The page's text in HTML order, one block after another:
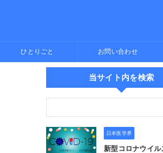
ひとりごと お問い合わせ
当サイト内を検索
日本医学界
新型コロナウイル